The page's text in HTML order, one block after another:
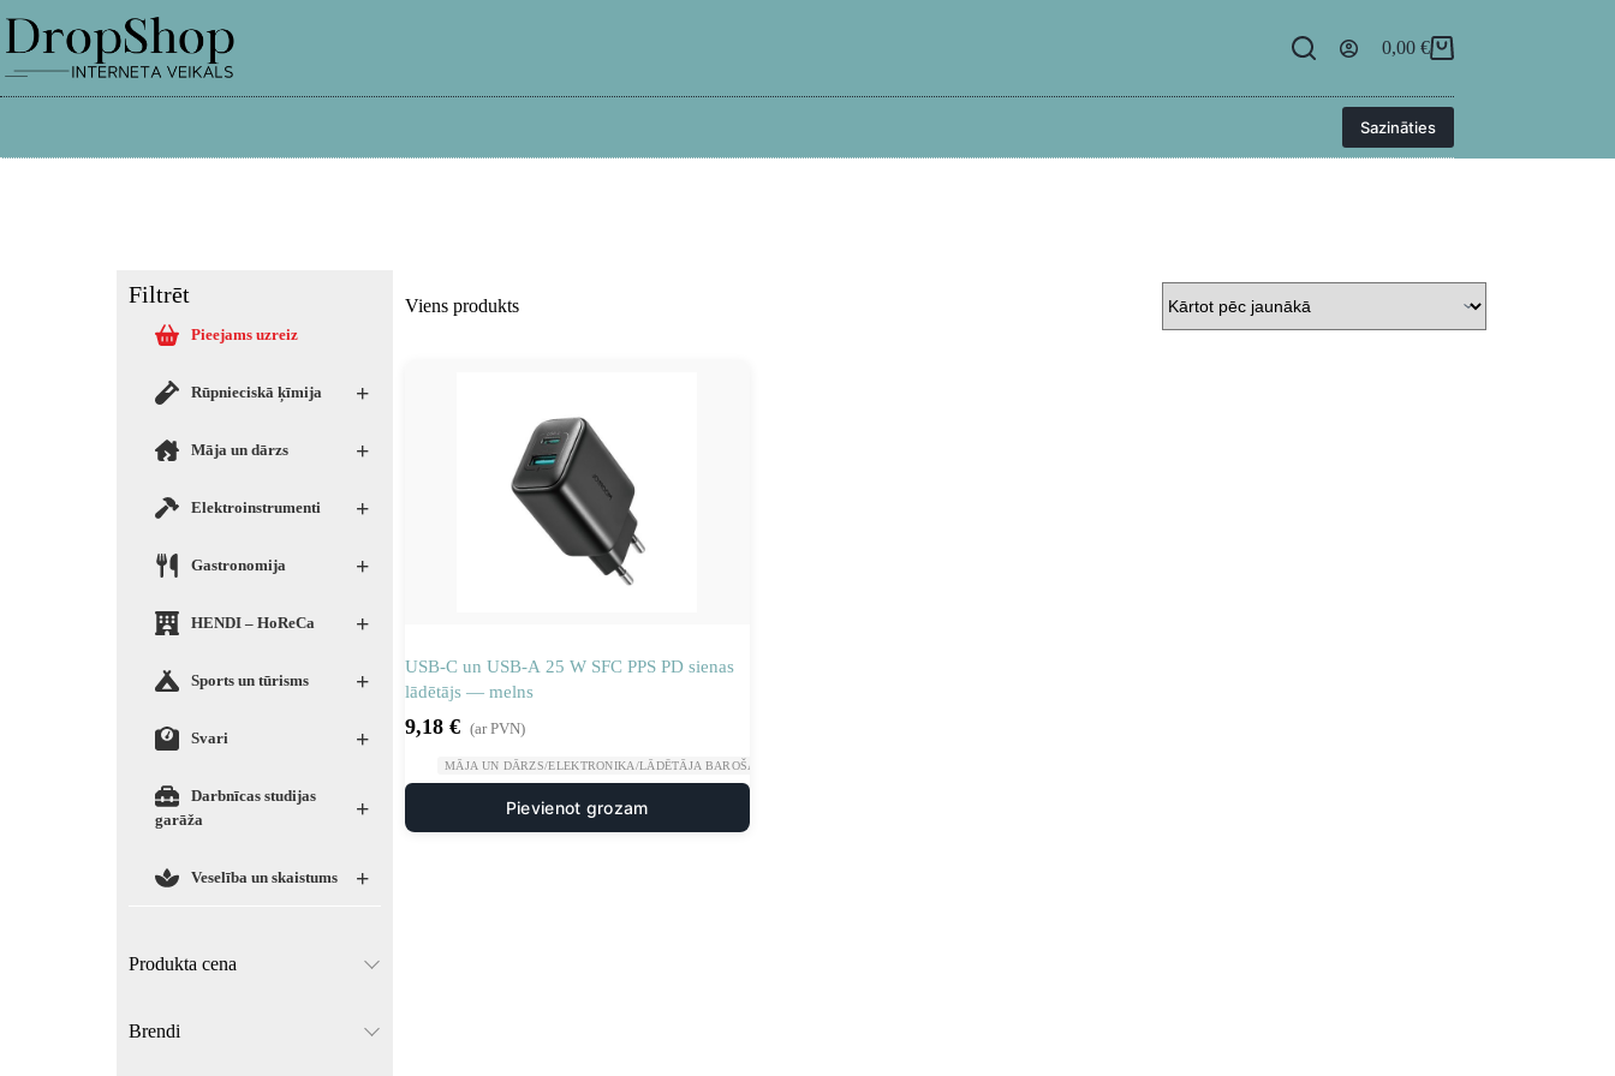
0,00 €
Sazināties
Filtrēt
Pieejams uzreiz
+
Rūpnieciskā ķīmija
+
Māja un dārzs
+
Elektroinstrumenti
+
Gastronomija
+
HENDI – HoReCa
+
Sports un tūrisms
+
Svari
+
Darbnīcas studijas
garāža
+
Veselība un skaistums
Produkta cena
Brendi
Viens produkts
USB-C un USB-A 25 W SFC PPS PD sienas
lādētājs — melns
9,18 € (ar PVN)
MĀJA UN DĀRZS/ELEKTRONIKA/LĀDĒTĀJA BAROŠANAS AVOTI/LĀDĒTĀJA MAIŅSTRĀVAS BAROŠANAS AVOTI
Pievienot grozam